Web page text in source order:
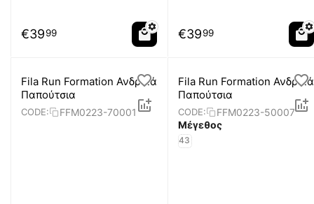
€3999 €3999
Fila Run Formation Ανδρικά
Παπούτσια
CODE: FFM0223-70001
Fila Run Formation Ανδρικά
Παπούτσια
CODE:
FFM0223-50007
Μέγεθος
43